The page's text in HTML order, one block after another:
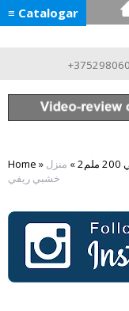
≡ Catalogar
Home » » منزل
خشبي ريفي